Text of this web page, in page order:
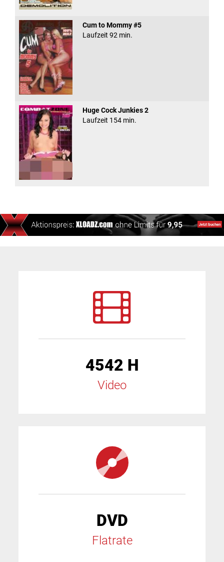
Cum to Mommy #5
Laufzeit 92 min.
Huge Cock Junkies 2
Laufzeit 154 min.
4542 H
Video
DVD
Flatrate